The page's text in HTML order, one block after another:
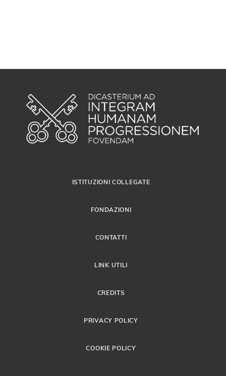
ISTITUZIONI COLLEGATE
FONDAZIONI
CONTATTI
LINK UTILI
CREDITS
PRIVACY POLICY
COOKIE POLICY